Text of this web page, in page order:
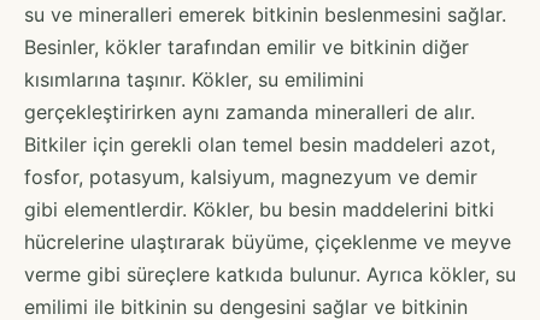
su ve mineralleri emerek bitkinin beslenmesini sağlar.
Besinler, kökler tarafından emilir ve bitkinin diğer
kısımlarına taşınır. Kökler, su emilimini
gerçekleştirirken aynı zamanda mineralleri de alır.
Bitkiler için gerekli olan temel besin maddeleri azot,
fosfor, potasyum, kalsiyum, magnezyum ve demir
gibi elementlerdir. Kökler, bu besin maddelerini bitki
hücrelerine ulaştırarak büyüme, çiçeklenme ve meyve
verme gibi süreçlere katkıda bulunur. Ayrıca kökler, su
emilimi ile bitkinin su dengesini sağlar ve bitkinin